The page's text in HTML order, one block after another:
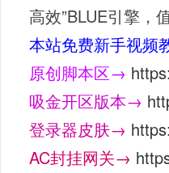
高效”BLUE引擎，
本站免费新手视频
原创脚本区→
吸金开区版本→
登录器皮肤→
AC封挂网关→